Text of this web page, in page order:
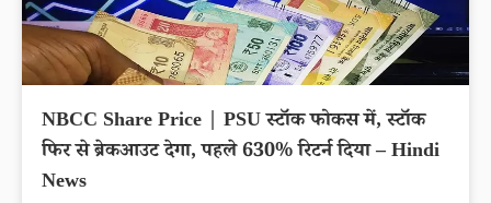
NBCC Share Price | PSU स्टॉक फोकस में, स्टॉक
फिर से ब्रेकआउट देगा, पहले 630% रिटर्न दिया – Hindi
News